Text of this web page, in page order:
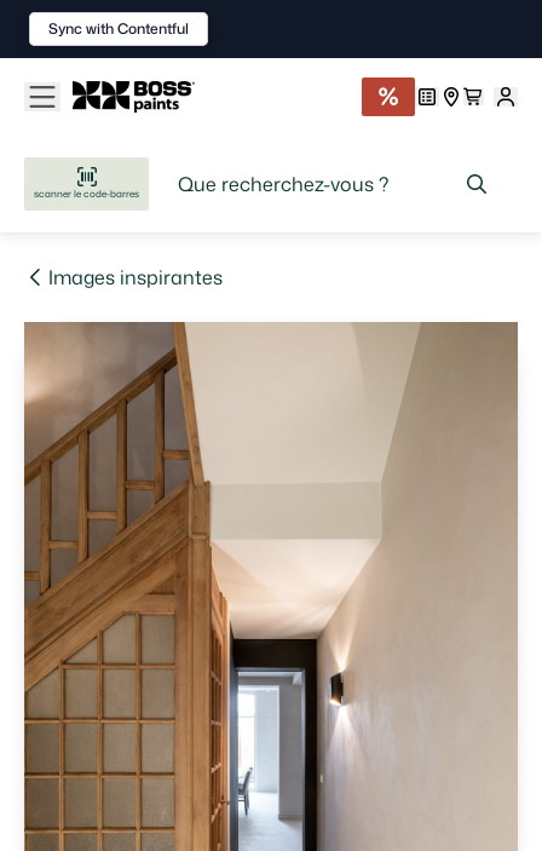
scanner le code-barres
Images inspirantes
Sync with Contentful